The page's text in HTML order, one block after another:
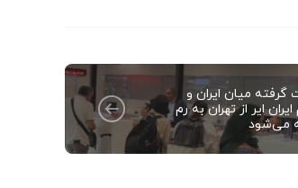
میان ایران و
ایر از تهران به رم